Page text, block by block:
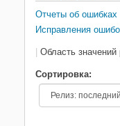
Отчеты об ошибках
Исправления
Область значений
Сортировка: